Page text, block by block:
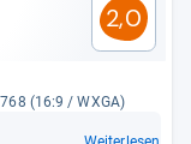
2,0
(16:9 / WXGA)